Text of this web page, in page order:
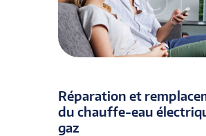
Réparation et
du chauffe-eau
gaz